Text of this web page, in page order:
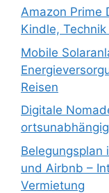
Amazon Prime
Kindle, Technik
Mobile
Reisen
Digitale
Belegungsplan
und Airbnb –
Vermietung